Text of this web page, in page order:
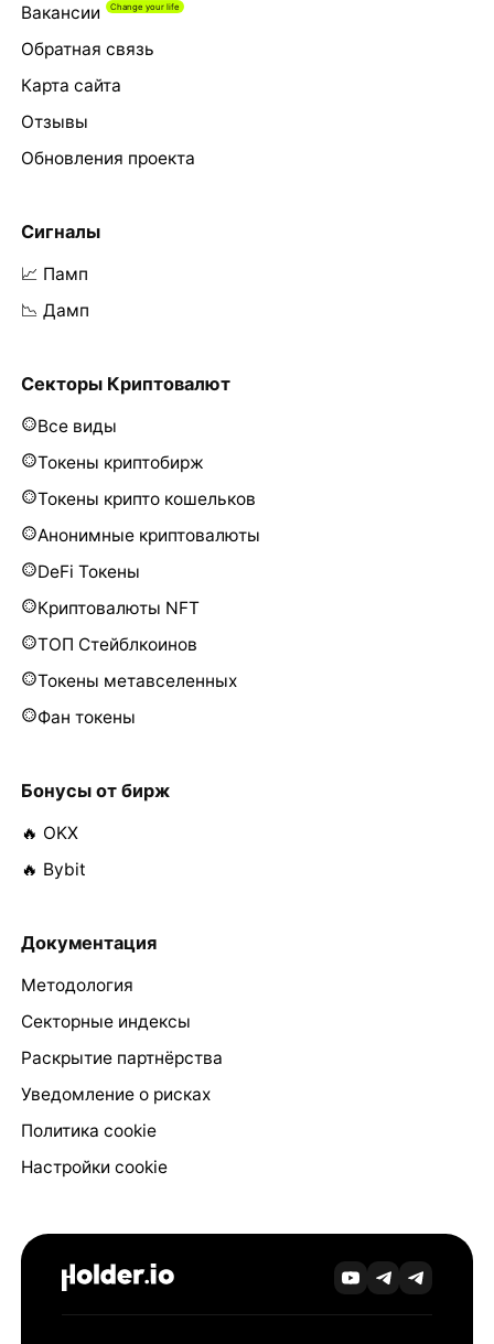
Вакансии
Обратная связь
Карта сайта
Отзывы
Обновления проекта
Сигналы
📈 Памп
📉 Дамп
Секторы Криптовалют
Все виды
Токены криптобирж
Токены крипто кошельков
Анонимные криптовалюты
DeFi Токены
Криптовалюты NFT
ТОП Стейблкоинов
Токены метавселенных
Фан токены
Бонусы от бирж
🔥 OKX
🔥 Bybit
Документация
Методология
Секторные индексы
Раскрытие партнёрства
Уведомление о рисках
Политика cookie
Настройки cookie